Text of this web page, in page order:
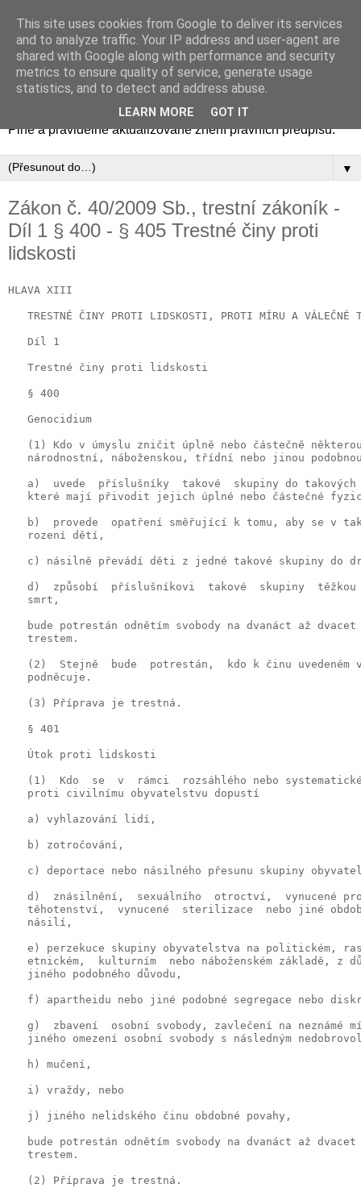
Zákony - aktuální znění
právních předpisů
Zákony, zákoníky, vyhlášky, nařízení a další právní předpisy.
Plné a pravidelně aktualizované znění právních předpisů.
▼
Zákon č. 40/2009 Sb., trestní zákoník -
Díl 1 § 400 - § 405 Trestné činy proti
lidskosti
HLAVA XIII
TRESTNÉ ČINY PROTI LIDSKOSTI, PROTI MÍRU A VÁLEČNÉ
   Díl 1
   Trestné činy proti lidskosti
   § 400
   Genocidium
(1) Kdo v úmyslu zničit úplně nebo částečně
národnostní, náboženskou, třídní nebo jinou
a)  uvede  příslušníky  takové  skupiny do takových
které mají přivodit jejich úplné nebo částečné
b)  provede  opatření směřující k tomu, aby se v
   rození dětí,
c) násilně převádí děti z jedné takové skupiny do
d)  způsobí  příslušníkovi  takové  skupiny  těžkou
   smrt,
bude potrestán odnětím svobody na dvanáct až dvacet
   trestem.
(2)  Stejně  bude  potrestán,  kdo k činu uvedeném
   podněcuje.
   (3) Příprava je trestná.
   § 401
   Útok proti lidskosti
(1)  Kdo  se  v  rámci  rozsáhlého nebo
   proti civilnímu obyvatelstvu dopustí
   a) vyhlazování lidí,
   b) zotročování,
c) deportace nebo násilného přesunu skupiny
d)  znásilnění,  sexuálního  otroctví,  vynucené
těhotenství,  vynucené  sterilizace  nebo jiné
   násilí,
e) perzekuce skupiny obyvatelstva na politickém,
etnickém,  kulturním  nebo náboženském základě, z
   jiného podobného důvodu,
f) apartheidu nebo jiné podobné segregace nebo
g)  zbavení  osobní svobody, zavlečení na neznámé
jiného omezení osobní svobody s následným
   h) mučení,
   i) vraždy, nebo
   j) jiného nelidského činu obdobné povahy,
bude potrestán odnětím svobody na dvanáct až dvacet
   trestem.
   (2) Příprava je trestná.
This site uses cookies from Google to deliver its services
and to analyze traffic. Your IP address and user-agent are
shared with Google along with performance and security
metrics to ensure quality of service, generate usage
statistics, and to detect and address abuse.
LEARN MORE GOT IT